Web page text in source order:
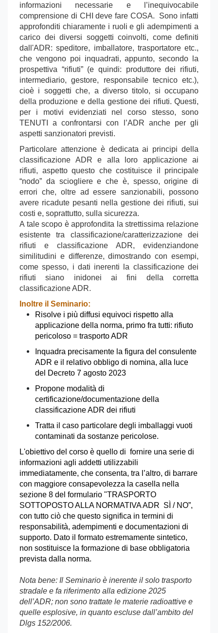
informazioni necessarie e l’inequivocabile
comprensione di CHI deve fare COSA. Sono infatti
approfonditi chiaramente i ruoli e gli adempimenti a
carico dei diversi soggetti coinvolti, come definiti
dall'ADR: speditore, imballatore, trasportatore etc.,
che vengono poi inquadrati, appunto, secondo la
prospettiva “rifiuti” (e quindi: produttore dei rifiuti,
intermediario, gestore, responsabile tecnico etc.),
cioè i soggetti che, a diverso titolo, si occupano
della produzione e della gestione dei rifiuti. Questi,
per i motivi evidenziati nel corso stesso, sono
TENUTI a confrontarsi con l’ADR anche per gli
aspetti sanzionatori previsti.
Particolare attenzione è dedicata ai principi della
classificazione ADR e alla loro applicazione ai
rifiuti, aspetto questo che costituisce il principale
“nodo” da sciogliere e che è, spesso, origine di
errori che, oltre ad essere sanzionabili, possono
avere ricadute pesanti nella gestione dei rifiuti, sui
costi e, soprattutto, sulla sicurezza.
A tale scopo è approfondita la strettissima relazione
esistente tra classificazione/caratterizzazione dei
rifiuti e classificazione ADR, evidenziandone
similitudini e differenze, dimostrando con esempi,
come spesso, i dati inerenti la classificazione dei
rifiuti siano inidonei ai fini della corretta
classificazione ADR.
Inoltre il Seminario:
Risolve i più diffusi equivoci rispetto alla
applicazione della norma, primo fra tutti: rifiuto
pericoloso = trasporto ADR
Inquadra precisamente la figura del consulente
ADR e il relativo obbligo di nomina, alla luce
del Decreto 7 agosto 2023
Propone modalità di
certificazione/documentazione della
classificazione ADR dei rifiuti
Tratta il caso particolare degli imballaggi vuoti
contaminati da sostanze pericolose.
L'obiettivo del corso è quello di fornire una serie di
informazioni agli addetti utilizzabili
immediatamente, che consenta, tra l’altro, di barrare
con maggiore consapevolezza la casella nella
sezione 8 del formulario "TRASPORTO
SOTTOPOSTO ALLA NORMATIVA ADR SÌ / NO”,
con tutto ciò che questo significa in termini di
responsabilità, adempimenti e documentazioni di
supporto. Dato il formato estremamente sintetico,
non sostituisce la formazione di base obbligatoria
prevista dalla norma.
Nota bene: Il Seminario è inerente il solo trasporto
stradale e fa riferimento alla edizione 2025
dell’ADR; non sono trattate le materie radioattive e
quelle esplosive, in quanto escluse dall’ambito del
Dlgs 152/2006.